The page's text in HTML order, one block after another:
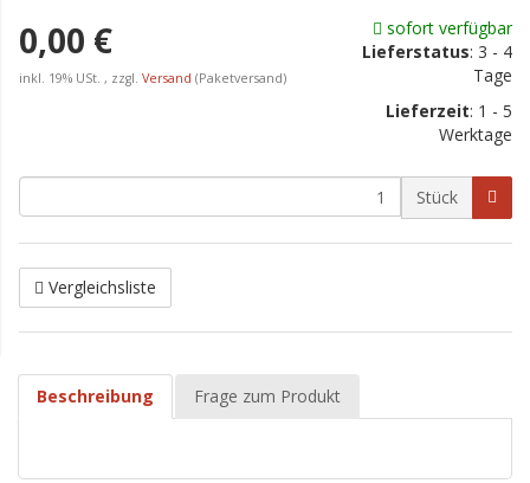
0,00 €
inkl. 19% USt. , zzgl. Versand (Paketversand)
sofort verfügbar
Lieferstatus: 3 - 4
Tage
Lieferzeit: 1 - 5
Werktage
Stück
Vergleichsliste
Beschreibung Frage zum Produkt